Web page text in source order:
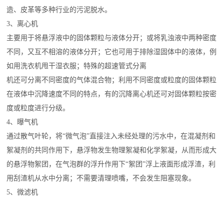
造、皮革等多种行业的污泥脱水。
3、离心机
主要用于将悬浮液中的固体颗粒与液体分开；或将乳浊液中两种密度
不同，又互不相溶的液体分开；它也可用于排除湿固体中的液体，例
如用洗衣机甩干湿衣服；特殊的超速管式分离
机还可分离不同密度的气体混合物；利用不同密度或粒度的固体颗粒
在液体中沉降速度不同的特点，有的沉降离心机还可对固体颗粒按密
度或粒度进行分级。
4、曝气机
通过散气叶轮，将“微气泡”直接注入未经处理的污水中，在混凝剂和
絮凝剂的共同作用下，悬浮物发生物理絮凝和化学絮凝，从而形成大
的悬浮物絮团，在气泡群的浮升作用下“絮团”浮上液面形成浮渣，利
用刮渣机从水中分离；不需要清理喷嘴，不会发生阻塞现象。
5、微滤机